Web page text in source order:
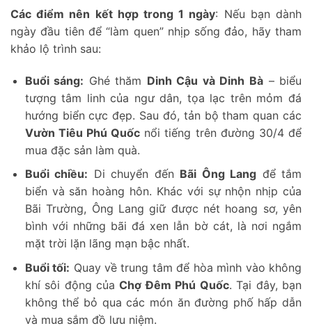
Các điểm nên kết hợp trong 1 ngày: Nếu bạn dành
ngày đầu tiên để “làm quen” nhịp sống đảo, hãy tham
khảo lộ trình sau:
Buổi sáng: Ghé thăm Dinh Cậu và Dinh Bà– biểu
tượng tâm linh của ngư dân, tọa lạc trên mỏm đá
hướng biển cực đẹp. Sau đó, tản bộ tham quan các
Vườn Tiêu Phú Quốc nổi tiếng trên đường 30/4 để
mua đặc sản làm quà.
Buổi chiều: Di chuyển đến Bãi Ông Lang để tắm
biển và săn hoàng hôn. Khác với sự nhộn nhịp của
Bãi Trường, Ông Lang giữ được nét hoang sơ, yên
bình với những bãi đá xen lẫn bờ cát, là nơi ngắm
mặt trời lặn lãng mạn bậc nhất.
Buổi tối: Quay về trung tâm để hòa mình vào không
khí sôi động củaChợ Đêm Phú Quốc. Tại đây, bạn
không thể bỏ qua các món ăn đường phố hấp dẫn
và mua sắm đồ lưu niệm.